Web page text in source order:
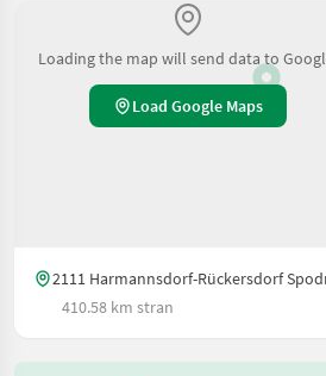
Loading the map will send data to
Load Google Maps
2111 Harmannsdorf-Rückersdorf
410.58 km stran